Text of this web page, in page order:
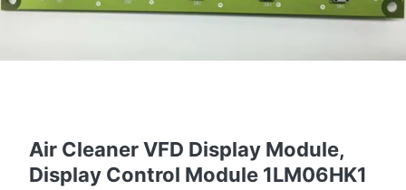
Air Cleaner VFD Display Module,
Display Control Module 1LM06HK1